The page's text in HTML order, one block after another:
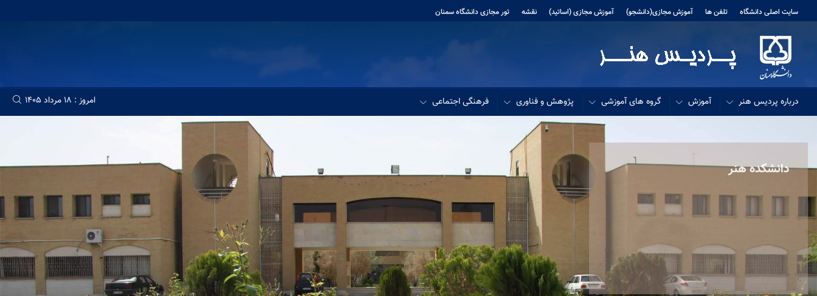
سایت اصلی دانشگاه تلفن ها آموزش مجازی(دانشجو) آموزش مجازی (اساتید) نقشه تور مجازی دانشگاه سمنان
درباره پردیس هنر آموزش گروه های آموزشی پژوهش و فناوری فرهنگی اجتماعی امروز : 18 مرداد 1405
دانشکده هنر